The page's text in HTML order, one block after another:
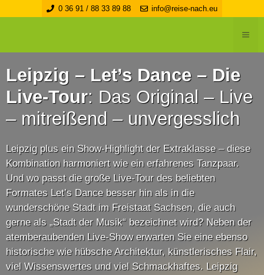
0 36 91 / 88 33 89 88 info@reise-nach.eu
Leipzig – Let’s Dance – Die
Live-Tour: Das Original – Live
– mitreißend – unvergesslich
Leipzig plus ein Show-Highlight der Extraklasse – diese
Kombination harmoniert wie ein erfahrenes Tanzpaar.
Und wo passt die große Live-Tour des beliebten
Formates Let’s Dance besser hin als in die
wunderschöne Stadt im Freistaat Sachsen, die auch
gerne als „Stadt der Musik“ bezeichnet wird? Neben der
atemberaubenden Live-Show erwarten Sie eine ebenso
historische wie hübsche Architektur, künstlerisches Flair,
viel Wissenswertes und viel Schmackhaftes. Leipzig